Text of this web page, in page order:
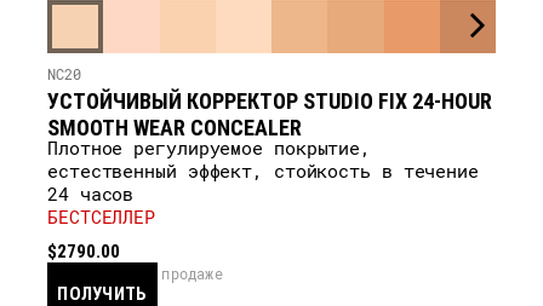
NC20
УСТОЙЧИВЫЙ КОРРЕКТОР STUDIO FIX 24-HOUR
SMOOTH WEAR CONCEALER
Плотное регулируемое покрытие,
естественный эффект, стойкость в течение
24 часов
БЕСТСЕЛЛЕР
$2790.00
ПОЛУЧИТЬ
скоро в продаже